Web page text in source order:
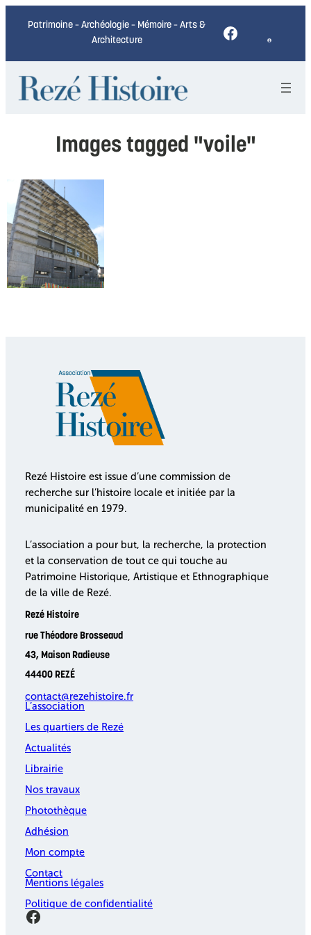
Patrimoine – Archéologie – Mémoire – Arts &
Architecture
Facebook
Images tagged "voile"
Rezé Histoire est issue d’une commission de
recherche sur l’histoire locale et initiée par la
municipalité en 1979.
L’association a pour but, la recherche, la protection
et la conservation de tout ce qui touche au
Patrimoine Historique, Artistique et Ethnographique
de la ville de Rezé.
Rezé Histoire
rue Théodore Brosseaud
43, Maison Radieuse
44400 REZÉ
contact@rezehistoire.fr
L’association
Les quartiers de Rezé
Actualités
Librairie
Nos travaux
Photothèque
Adhésion
Mon compte
Contact
Mentions légales
Politique de confidentialité
Facebook